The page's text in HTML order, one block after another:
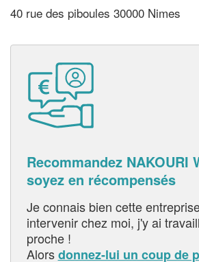
40 rue des piboules 30000 Nimes
Recommandez NAKOURI
soyez en récompensés
Je connais bien cette
intervenir chez moi, j'y ai
proche !
Alorsdonnez-lui un coup de